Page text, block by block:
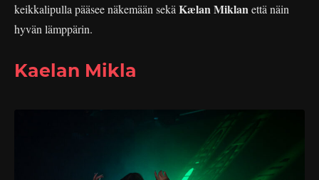
keikkalipulla pääsee näkemään sekä Kælan Miklanettä näin
hyvän lämppärin.
Kaelan Mikla